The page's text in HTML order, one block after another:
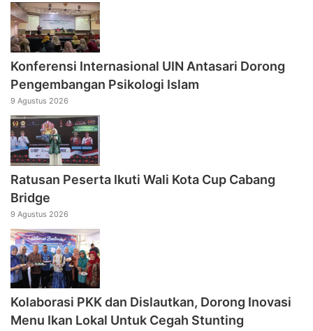
Konferensi Internasional UIN Antasari Dorong
Pengembangan Psikologi Islam
9 Agustus 2026
Ratusan Peserta Ikuti Wali Kota Cup Cabang
Bridge
9 Agustus 2026
Kolaborasi PKK dan Dislautkan, Dorong Inovasi
Menu Ikan Lokal Untuk Cegah Stunting